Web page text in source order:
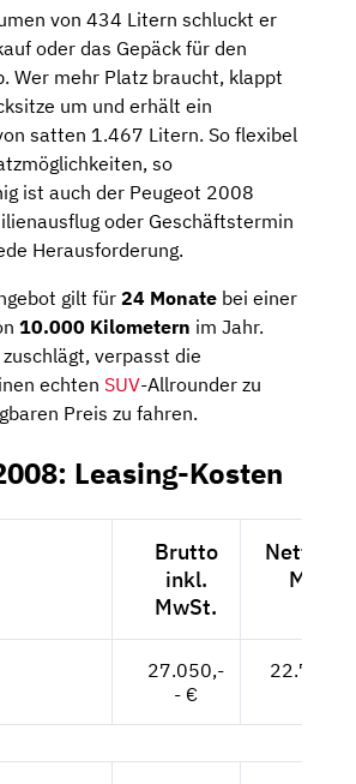
von 434 Litern schluckt er
oder das Gepäck für den
Wer mehr Platz braucht, klappt
um und erhält ein
satten 1.467 Litern. So flexibel
so
ist auch der Peugeot 2008
oder Geschäftstermin
Herausforderung.
gilt für 24 Monate bei einer
10.000 Kilometern im Jahr.
verpasst die
echten SUV-Allrounder zu
Preis zu fahren.
Leasing-Kosten
Brutto
inkl.
MwSt.
Netto
MwSt.
27.050,-
- €